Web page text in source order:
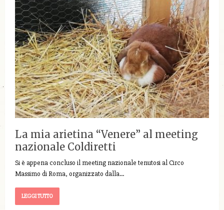
La mia arietina “Venere” al meeting
nazionale Coldiretti
Si è appena concluso il meeting nazionale tenutosi al Circo
Massimo di Roma, organizzato dalla…
LEGGI TUTTO